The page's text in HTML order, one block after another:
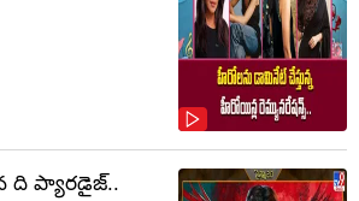
ది ప్యారడైజ్..